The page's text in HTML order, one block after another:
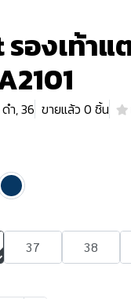
องเท้าแ
ดำ, 36 ขายแล้ว 0 ชิ้น
37 38